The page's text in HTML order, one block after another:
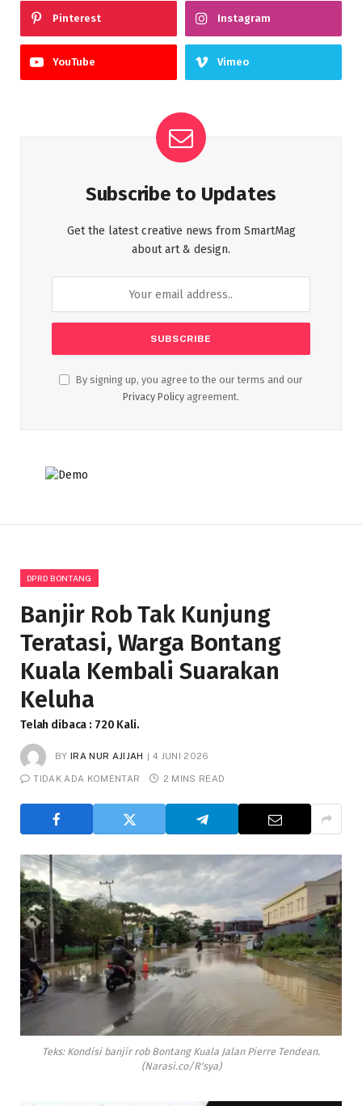
Pinterest Instagram
YouTube Vimeo
Subscribe to Updates
Get the latest creative news from SmartMag
about art & design.
By signing up, you agree to the our terms and our
Privacy Policy agreement.
DPRD BONTANG
Banjir Rob Tak Kunjung
Teratasi, Warga Bontang
Kuala Kembali Suarakan
Keluha
Telah dibaca : 720 Kali.
BY IRA NUR AJIJAH 4 JUNI 2026
TIDAK ADA KOMENTAR 2 MINS READ
Teks: Kondisi banjir rob Bontang Kuala Jalan Pierre Tendean.
(Narasi.co/R'sya)